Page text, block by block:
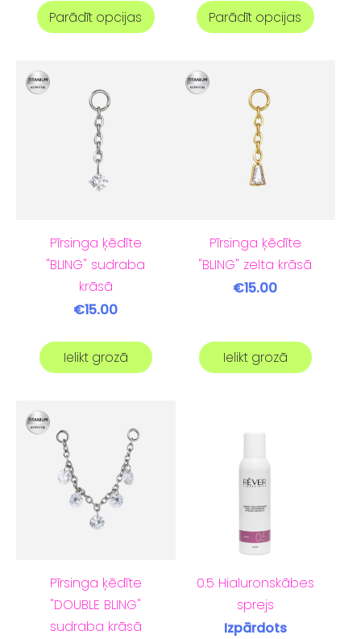
Parādīt opcijas Parādīt opcijas
Pīrsinga ķēdīte
"BLING" sudraba
krāsā
€15.00
Ielikt grozā
Pīrsinga ķēdīte
"BLING" zelta krāsā
€15.00
Ielikt grozā
Pīrsinga ķēdīte
"DOUBLE BLING"
sudraba krāsā
0.5 Hialuronskābes
sprejs
Izpārdots